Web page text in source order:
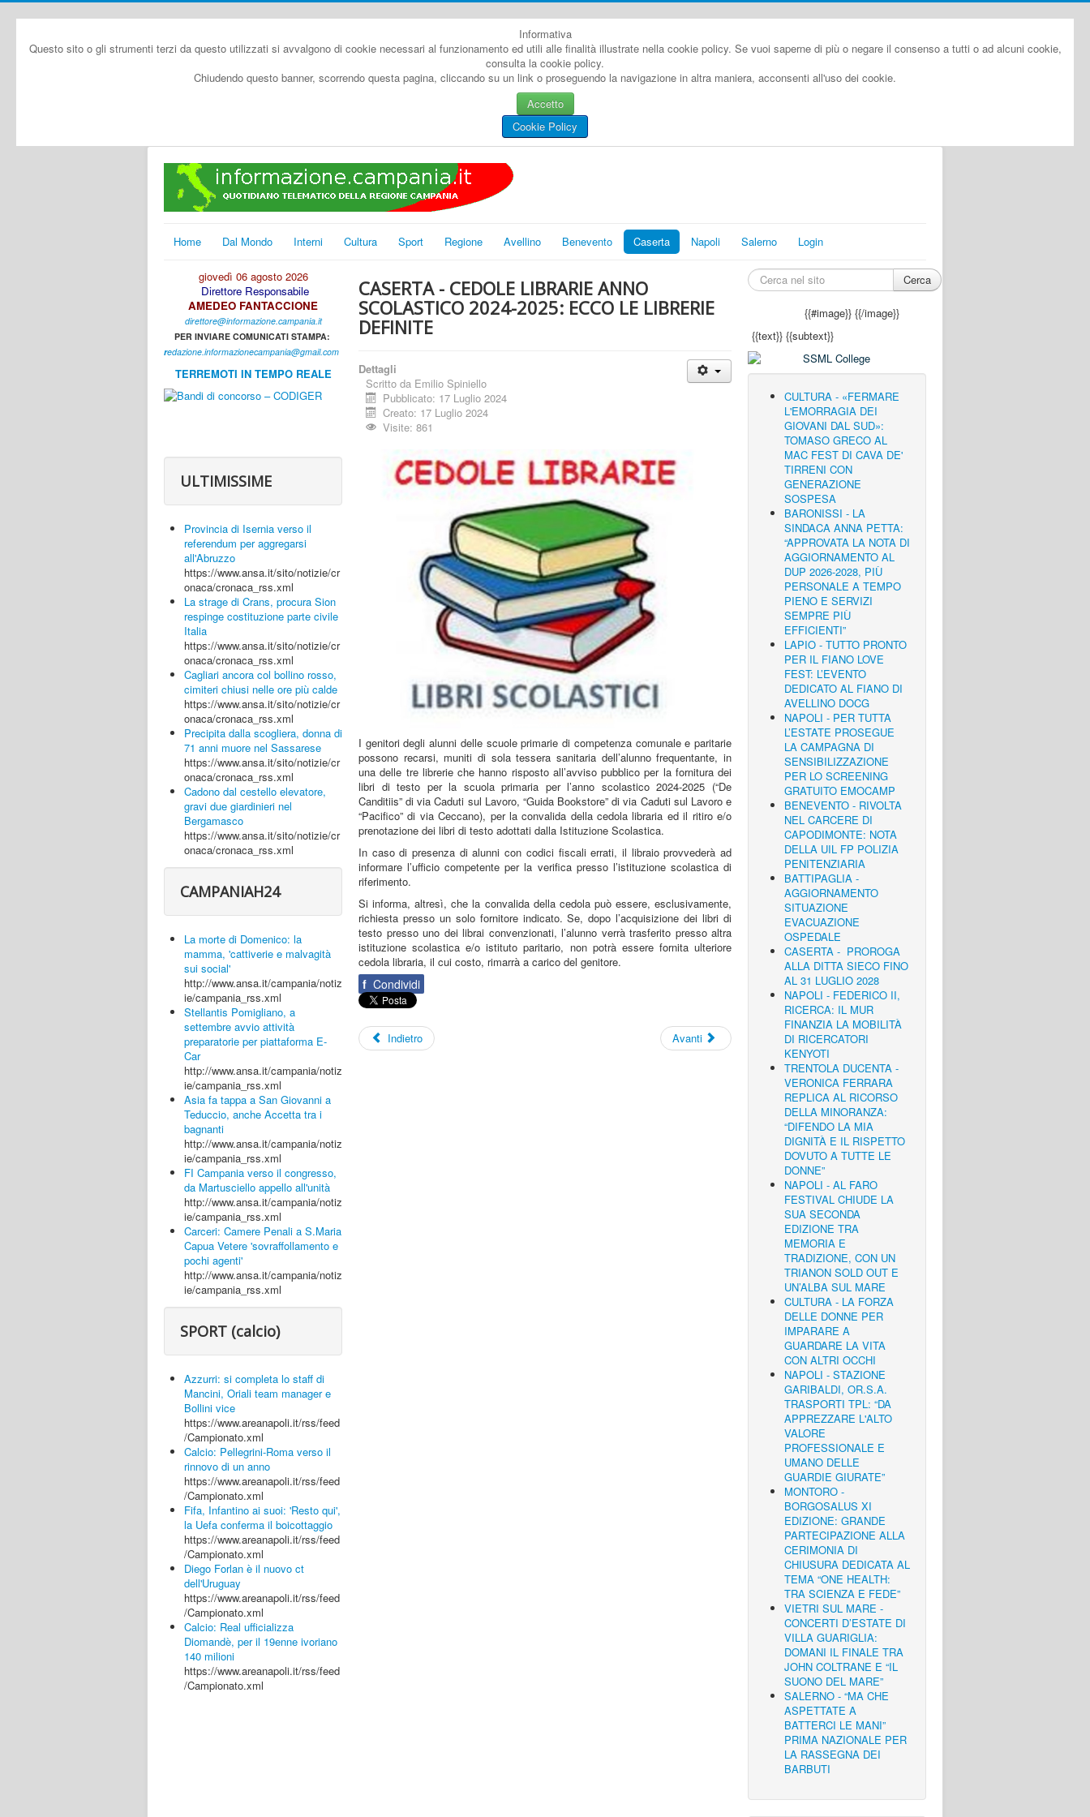
Informativa
Questo sito o gli strumenti terzi da questo utilizzati si avvalgono di cookie necessari al funzionamento ed utili alle finalità illustrate nella cookie policy. Se vuoi saperne di più o negare il consenso a tutti o ad alcuni cookie,
consulta la cookie policy.
Chiudendo questo banner, scorrendo questa pagina, cliccando su un link o proseguendo la navigazione in altra maniera, acconsenti all'uso dei cookie.
Accetto
Cookie Policy
Home Dal Mondo Interni Cultura Sport Regione Avellino Benevento Caserta Napoli Salerno Login
giovedì 06 agosto 2026
Direttore Responsabile
AMEDEO FANTACCIONE
direttore@informazione.campania.it
PER INVIARE COMUNICATI STAMPA:
redazione.informazionecampania@gmail.com
TERREMOTI IN TEMPO REALE
ULTIMISSIME
Provincia di Isernia verso il
referendum per aggregarsi
all'Abruzzo
https://www.ansa.it/sito/notizie/cr
onaca/cronaca_rss.xml
La strage di Crans, procura Sion
respinge costituzione parte civile
Italia
https://www.ansa.it/sito/notizie/cr
onaca/cronaca_rss.xml
Cagliari ancora col bollino rosso,
cimiteri chiusi nelle ore più calde
https://www.ansa.it/sito/notizie/cr
onaca/cronaca_rss.xml
Precipita dalla scogliera, donna di
71 anni muore nel Sassarese
https://www.ansa.it/sito/notizie/cr
onaca/cronaca_rss.xml
Cadono dal cestello elevatore,
gravi due giardinieri nel
Bergamasco
https://www.ansa.it/sito/notizie/cr
onaca/cronaca_rss.xml
CAMPANIAH24
La morte di Domenico: la
mamma, 'cattiverie e malvagità
sui social'
http://www.ansa.it/campania/notiz
ie/campania_rss.xml
Stellantis Pomigliano, a
settembre avvio attività
preparatorie per piattaforma E-
Car
http://www.ansa.it/campania/notiz
ie/campania_rss.xml
Asia fa tappa a San Giovanni a
Teduccio, anche Accetta tra i
bagnanti
http://www.ansa.it/campania/notiz
ie/campania_rss.xml
FI Campania verso il congresso,
da Martusciello appello all'unità
http://www.ansa.it/campania/notiz
ie/campania_rss.xml
Carceri: Camere Penali a S.Maria
Capua Vetere 'sovraffollamento e
pochi agenti'
http://www.ansa.it/campania/notiz
ie/campania_rss.xml
SPORT (calcio)
Azzurri: si completa lo staff di
Mancini, Oriali team manager e
Bollini vice
https://www.areanapoli.it/rss/feed
/Campionato.xml
Calcio: Pellegrini-Roma verso il
rinnovo di un anno
https://www.areanapoli.it/rss/feed
/Campionato.xml
Fifa, Infantino ai suoi: 'Resto qui',
la Uefa conferma il boicottaggio
https://www.areanapoli.it/rss/feed
/Campionato.xml
Diego Forlan è il nuovo ct
dell'Uruguay
https://www.areanapoli.it/rss/feed
/Campionato.xml
Calcio: Real ufficializza
Diomandè, per il 19enne ivoriano
140 milioni
https://www.areanapoli.it/rss/feed
/Campionato.xml
CASERTA - CEDOLE LIBRARIE ANNO
SCOLASTICO 2024-2025: ECCO LE LIBRERIE
DEFINITE
Dettagli
Scritto da Emilio Spiniello
Pubblicato: 17 Luglio 2024
Creato: 17 Luglio 2024
Visite: 861
I genitori degli alunni delle scuole primarie di competenza comunale e paritarie
possono recarsi, muniti di sola tessera sanitaria dell’alunno frequentante, in
una delle tre librerie che hanno risposto all’avviso pubblico per la fornitura dei
libri di testo per la scuola primaria per l’anno scolastico 2024-2025 (“De
Canditiis” di via Caduti sul Lavoro, “Guida Bookstore” di via Caduti sul Lavoro e
“Pacifico” di via Ceccano), per la convalida della cedola libraria ed il ritiro e/o
prenotazione dei libri di testo adottati dalla Istituzione Scolastica.
In caso di presenza di alunni con codici fiscali errati, il libraio provvederà ad
informare l’ufficio competente per la verifica presso l’istituzione scolastica di
riferimento.
Si informa, altresì, che la convalida della cedola può essere, esclusivamente,
richiesta presso un solo fornitore indicato. Se, dopo l’acquisizione dei libri di
testo presso uno dei librai convenzionati, l’alunno verrà trasferito presso altra
istituzione scolastica e/o istituto paritario, non potrà essere fornita ulteriore
cedola libraria, il cui costo, rimarrà a carico del genitore.
f Condividi
Indietro Avanti
Cerca
{{#image}}{{/image}}
{{text}} {{subtext}}
CULTURA - «FERMARE
L'EMORRAGIA DEI
GIOVANI DAL SUD»:
TOMASO GRECO AL
MAC FEST DI CAVA DE'
TIRRENI CON
GENERAZIONE
SOSPESA
BARONISSI - LA
SINDACA ANNA PETTA:
“APPROVATA LA NOTA DI
AGGIORNAMENTO AL
DUP 2026-2028, PIÙ
PERSONALE A TEMPO
PIENO E SERVIZI
SEMPRE PIÙ
EFFICIENTI”
LAPIO - TUTTO PRONTO
PER IL FIANO LOVE
FEST: L’EVENTO
DEDICATO AL FIANO DI
AVELLINO DOCG
NAPOLI - PER TUTTA
L’ESTATE PROSEGUE
LA CAMPAGNA DI
SENSIBILIZZAZIONE
PER LO SCREENING
GRATUITO EMOCAMP
BENEVENTO - RIVOLTA
NEL CARCERE DI
CAPODIMONTE: NOTA
DELLA UIL FP POLIZIA
PENITENZIARIA
BATTIPAGLIA -
AGGIORNAMENTO
SITUAZIONE
EVACUAZIONE
OSPEDALE
CASERTA - PROROGA
ALLA DITTA SIECO FINO
AL 31 LUGLIO 2028
NAPOLI - FEDERICO II,
RICERCA: IL MUR
FINANZIA LA MOBILITÀ
DI RICERCATORI
KENYOTI
TRENTOLA DUCENTA -
VERONICA FERRARA
REPLICA AL RICORSO
DELLA MINORANZA:
“DIFENDO LA MIA
DIGNITÀ E IL RISPETTO
DOVUTO A TUTTE LE
DONNE”
NAPOLI - AL FARO
FESTIVAL CHIUDE LA
SUA SECONDA
EDIZIONE TRA
MEMORIA E
TRADIZIONE, CON UN
TRIANON SOLD OUT E
UN’ALBA SUL MARE
CULTURA - LA FORZA
DELLE DONNE PER
IMPARARE A
GUARDARE LA VITA
CON ALTRI OCCHI
NAPOLI - STAZIONE
GARIBALDI, OR.S.A.
TRASPORTI TPL: “DA
APPREZZARE L'ALTO
VALORE
PROFESSIONALE E
UMANO DELLE
GUARDIE GIURATE”
MONTORO -
BORGOSALUS XI
EDIZIONE: GRANDE
PARTECIPAZIONE ALLA
CERIMONIA DI
CHIUSURA DEDICATA AL
TEMA “ONE HEALTH:
TRA SCIENZA E FEDE”
VIETRI SUL MARE -
CONCERTI D’ESTATE DI
VILLA GUARIGLIA:
DOMANI IL FINALE TRA
JOHN COLTRANE E “IL
SUONO DEL MARE”
SALERNO - “MA CHE
ASPETTATE A
BATTERCI LE MANI”
PRIMA NAZIONALE PER
LA RASSEGNA DEI
BARBUTI